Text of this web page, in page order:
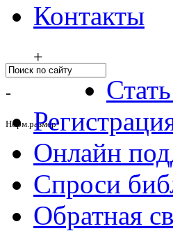
Контакты
+
-
Норм.размер
Онлайн
Спроси
Обратная